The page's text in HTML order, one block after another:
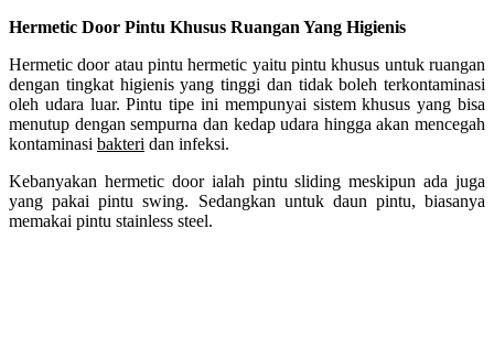
Hermetic Door Pintu Khusus Ruangan Yang Higienis
Hermetic door atau pintu hermetic yaitu pintu khusus untuk ruangan
dengan tingkat higienis yang tinggi dan tidak boleh terkontaminasi
oleh udara luar. Pintu tipe ini mempunyai sistem khusus yang bisa
menutup dengan sempurna dan kedap udara hingga akan mencegah
kontaminasi bakteri dan infeksi.
Kebanyakan hermetic door ialah pintu sliding meskipun ada juga
yang pakai pintu swing. Sedangkan untuk daun pintu, biasanya
memakai pintu stainless steel.